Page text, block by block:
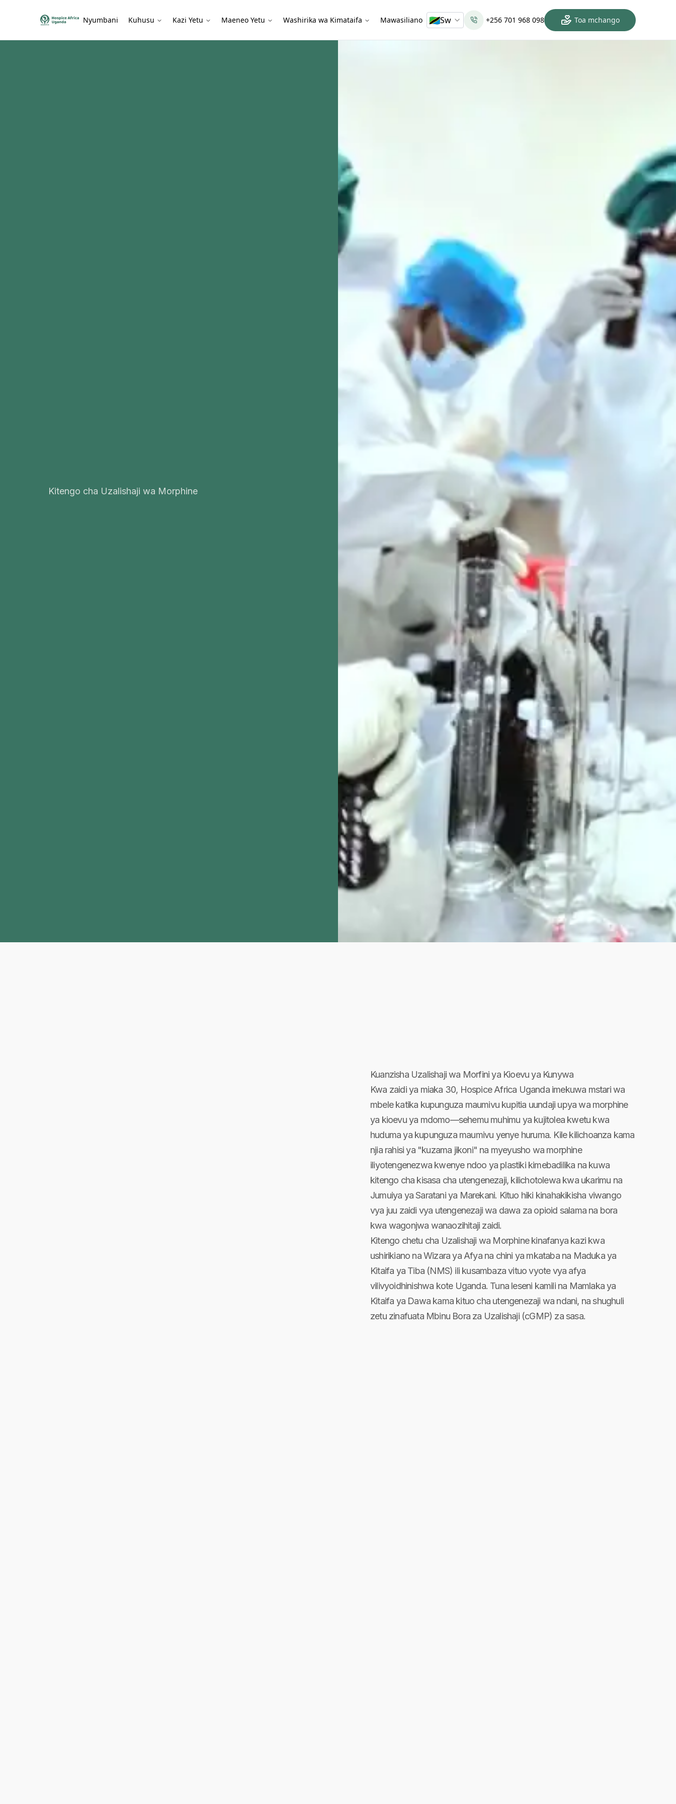
Nyumbani Kuhusu Kazi Yetu Maeneo Yetu Washirika wa Kimataifa Mawasiliano 🇹🇿Sw +256 701 968 098 Toa mchango
Kitengo cha Uzalishaji wa Morphine
Kuanzisha Uzalishaji wa Morfini ya Kioevu ya Kunywa
Kwa zaidi ya miaka 30, Hospice Africa Uganda imekuwa mstari wa
mbele katika kupunguza maumivu kupitia uundaji upya wa morphine
ya kioevu ya mdomo—sehemu muhimu ya kujitolea kwetu kwa
huduma ya kupunguza maumivu yenye huruma. Kile kilichoanza kama
njia rahisi ya "kuzama jikoni" na myeyusho wa morphine
iliyotengenezwa kwenye ndoo ya plastiki kimebadilika na kuwa
kitengo cha kisasa cha utengenezaji, kilichotolewa kwa ukarimu na
Jumuiya ya Saratani ya Marekani. Kituo hiki kinahakikisha viwango
vya juu zaidi vya utengenezaji wa dawa za opioid salama na bora
kwa wagonjwa wanaozihitaji zaidi.
Kitengo chetu cha Uzalishaji wa Morphine kinafanya kazi kwa
ushirikiano na Wizara ya Afya na chini ya mkataba na Maduka ya
Kitaifa ya Tiba (NMS) ili kusambaza vituo vyote vya afya
vilivyoidhinishwa kote Uganda. Tuna leseni kamili na Mamlaka ya
Kitaifa ya Dawa kama kituo cha utengenezaji wa ndani, na shughuli
zetu zinafuata Mbinu Bora za Uzalishaji (cGMP) za sasa.